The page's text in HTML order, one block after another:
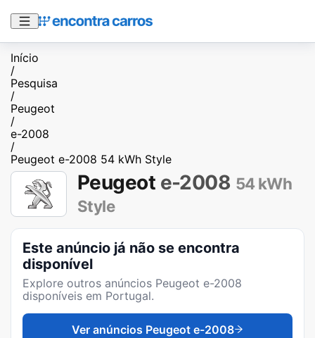
Início
/
Pesquisa
/
Peugeot
/
e-2008
/
Peugeot e-2008 54 kWh Style
Peugeot e-2008 54 kWh
Style
Este anúncio já não se encontra
disponível
Explore outros anúncios Peugeot e-2008
disponíveis em Portugal.
Ver anúncios Peugeot e-2008